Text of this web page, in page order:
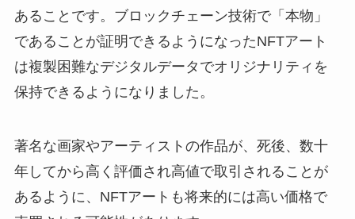
あることです。ブロックチェーン技術で「本物」
であることが証明できるようになったNFTアート
は複製困難なデジタルデータでオリジナリティを
保持できるようになりました。
著名な画家やアーティストの作品が、死後、数十
年してから高く評価され高値で取引されることが
あるように、NFTアートも将来的には高い価格で